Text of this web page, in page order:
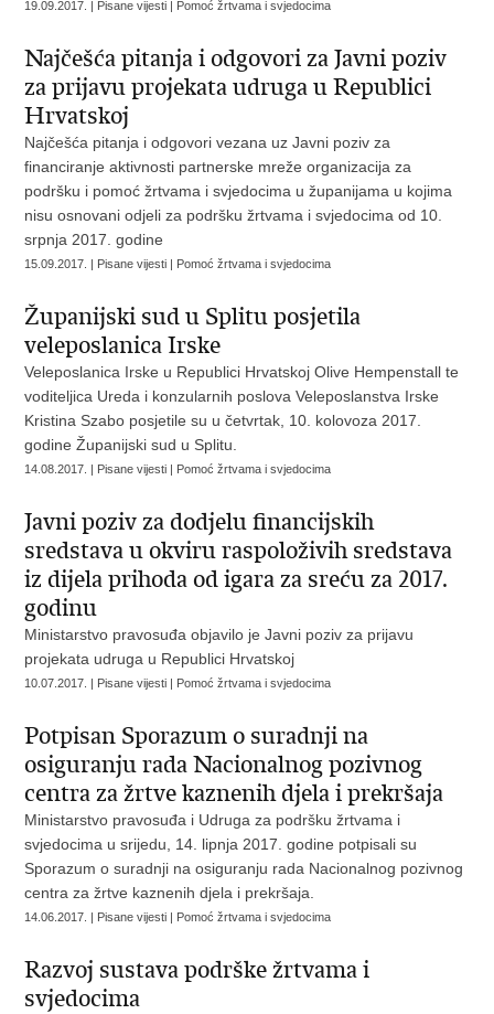
19.09.2017. | Pisane vijesti | Pomoć žrtvama i svjedocima
Najčešća pitanja i odgovori za Javni poziv
za prijavu projekata udruga u Republici
Hrvatskoj
Najčešća pitanja i odgovori vezana uz Javni poziv za
financiranje aktivnosti partnerske mreže organizacija za
podršku i pomoć žrtvama i svjedocima u županijama u kojima
nisu osnovani odjeli za podršku žrtvama i svjedocima od 10.
srpnja 2017. godine
15.09.2017. | Pisane vijesti | Pomoć žrtvama i svjedocima
Županijski sud u Splitu posjetila
veleposlanica Irske
Veleposlanica Irske u Republici Hrvatskoj Olive Hempenstall te
voditeljica Ureda i konzularnih poslova Veleposlanstva Irske
Kristina Szabo posjetile su u četvrtak, 10. kolovoza 2017.
godine Županijski sud u Splitu.
14.08.2017. | Pisane vijesti | Pomoć žrtvama i svjedocima
Javni poziv za dodjelu financijskih
sredstava u okviru raspoloživih sredstava
iz dijela prihoda od igara za sreću za 2017.
godinu
Ministarstvo pravosuđa objavilo je Javni poziv za prijavu
projekata udruga u Republici Hrvatskoj
10.07.2017. | Pisane vijesti | Pomoć žrtvama i svjedocima
Potpisan Sporazum o suradnji na
osiguranju rada Nacionalnog pozivnog
centra za žrtve kaznenih djela i prekršaja
Ministarstvo pravosuđa i Udruga za podršku žrtvama i
svjedocima u srijedu, 14. lipnja 2017. godine potpisali su
Sporazum o suradnji na osiguranju rada Nacionalnog pozivnog
centra za žrtve kaznenih djela i prekršaja.
14.06.2017. | Pisane vijesti | Pomoć žrtvama i svjedocima
Razvoj sustava podrške žrtvama i
svjedocima